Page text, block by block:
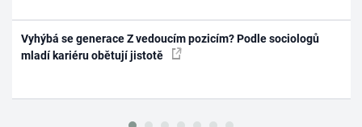
Vyhýbá se generace Z vedoucím pozicím? Podle sociologů
mladí kariéru obětují jistotě